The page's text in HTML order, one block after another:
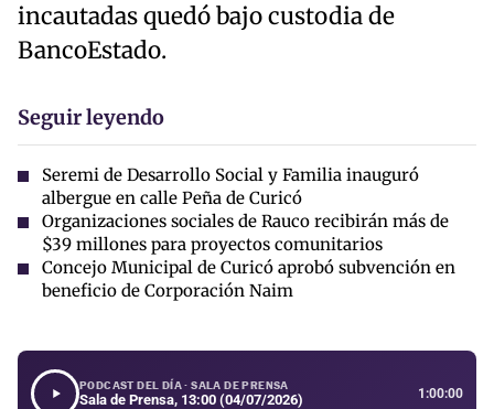
incautadas quedó bajo custodia de
BancoEstado.
Seguir leyendo
Seremi de Desarrollo Social y Familia inauguró
albergue en calle Peña de Curicó
Organizaciones sociales de Rauco recibirán más de
$39 millones para proyectos comunitarios
Concejo Municipal de Curicó aprobó subvención en
beneficio de Corporación Naim
PODCAST DEL DÍA · SALA DE PRENSA
Sala de Prensa, 13:00 (04/07/2026) 1:00:00